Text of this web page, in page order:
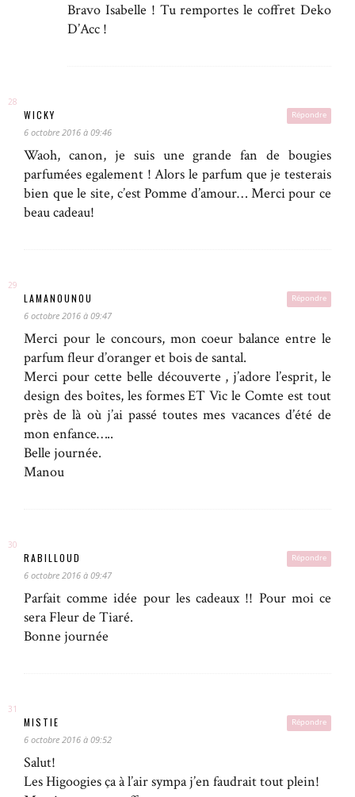
Bravo Isabelle ! Tu remportes le coffret Deko
D’Acc !
Répondre
WICKY
6 octobre 2016 à 09:46
Waoh, canon, je suis une grande fan de bougies
parfumées egalement ! Alors le parfum que je testerais
bien que le site, c’est Pomme d’amour… Merci pour ce
beau cadeau!
Répondre
LAMANOUNOU
6 octobre 2016 à 09:47
Merci pour le concours, mon coeur balance entre le
parfum fleur d’oranger et bois de santal.
Merci pour cette belle découverte , j’adore l’esprit, le
design des boîtes, les formes ET Vic le Comte est tout
près de là où j’ai passé toutes mes vacances d’été de
mon enfance…..
Belle journée.
Manou
Répondre
RABILLOUD
6 octobre 2016 à 09:47
Parfait comme idée pour les cadeaux !! Pour moi ce
sera Fleur de Tiaré.
Bonne journée
Répondre
MISTIE
6 octobre 2016 à 09:52
Salut!
Les Higoogies ça à l’air sympa j’en faudrait tout plein!